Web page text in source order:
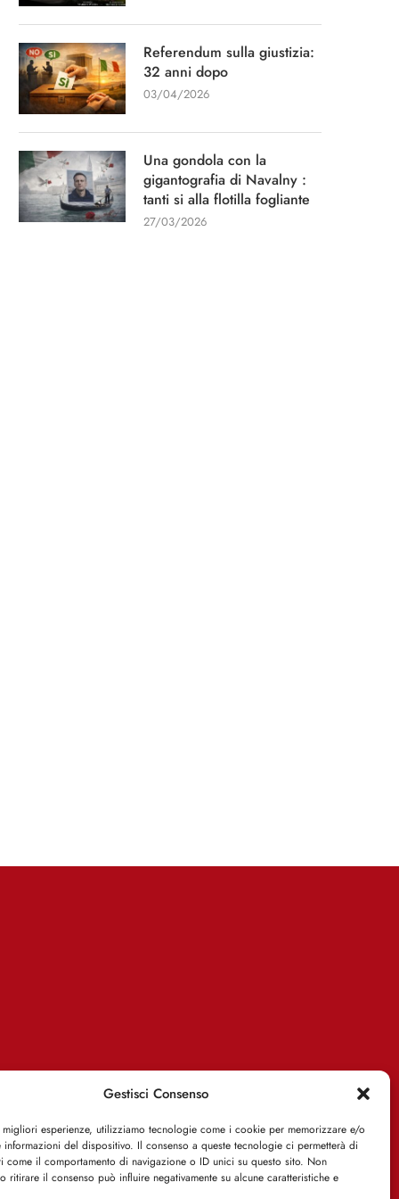
Gestisci Consenso
esperienze, utilizziamo tecnologie come i cookie per memorizzare e/o
informazioni del dispositivo. Il consenso a queste tecnologie ci permetterà di
come il comportamento di navigazione o ID unici su questo sito. Non
ritirare il consenso può influire negativamente su alcune caratteristiche e
Referendum sulla giustizia:
32 anni dopo
03/04/2026
Una gondola con la
gigantografia di Navalny :
tanti si alla flotilla fogliante
27/03/2026